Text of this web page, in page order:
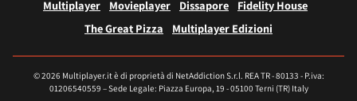
Multiplayer Movieplayer Dissapore
Fidelity House
The Great Pizza
Multiplayer Edizioni
© 2026 Multiplayer.it è di proprietà di NetAddiction S.r.l. REA TR - 80133 - P.iva:
01206540559 – Sede Legale: Piazza Europa, 19 - 05100 Terni (TR) Italy